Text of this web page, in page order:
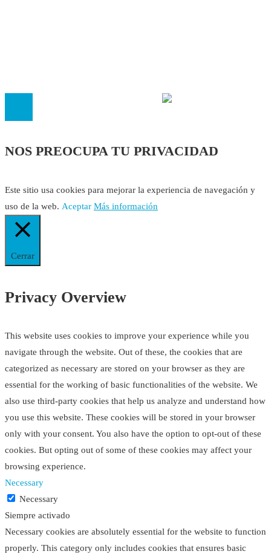
NOS PREOCUPA TU PRIVACIDAD
Este sitio usa cookies para mejorar la experiencia de navegación y
uso de la web. Aceptar Más información
Cerrar
Privacy Overview
This website uses cookies to improve your experience while you
navigate through the website. Out of these, the cookies that are
categorized as necessary are stored on your browser as they are
essential for the working of basic functionalities of the website. We
also use third-party cookies that help us analyze and understand how
you use this website. These cookies will be stored in your browser
only with your consent. You also have the option to opt-out of these
cookies. But opting out of some of these cookies may affect your
browsing experience.
Necessary
Necessary
Siempre activado
Necessary cookies are absolutely essential for the website to function
properly. This category only includes cookies that ensures basic